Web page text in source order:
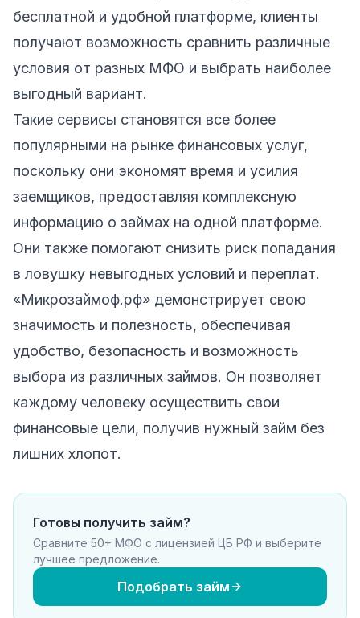
бесплатной и удобной платформе, клиенты
получают возможность сравнить различные
условия от разных МФО и выбрать наиболее
выгодный вариант.
Такие сервисы становятся все более
популярными на рынке финансовых услуг,
поскольку они экономят время и усилия
заемщиков, предоставляя комплексную
информацию о займах на одной платформе.
Они также помогают снизить риск попадания
в ловушку невыгодных условий и переплат.
«Микрозаймоф.рф» демонстрирует свою
значимость и полезность, обеспечивая
удобство, безопасность и возможность
выбора из различных займов. Он позволяет
каждому человеку осуществить свои
финансовые цели, получив нужный займ без
лишних хлопот.
Готовы получить займ?
Сравните 50+ МФО с лицензией ЦБ РФ и выберите
лучшее предложение.
Подобрать займ